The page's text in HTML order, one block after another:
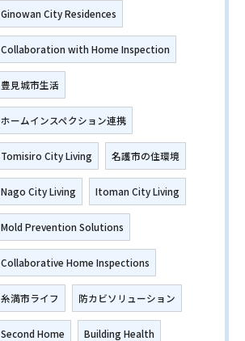
Ginowan City Residences
Collaboration with Home Inspection
豊見城市生活
ホームインスペクション連携
Tomisiro City Living 名護市の住環境
Nago City Living Itoman City Living
Mold Prevention Solutions
Collaborative Home Inspections
糸満市ライフ 防カビソリューション
Second Home Building Health